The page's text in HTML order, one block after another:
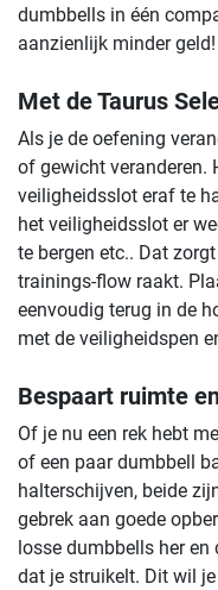
dumbbells in één
aanzienlijk minder geld!
Met de Taurus
Als je de oefening
of gewicht veranderen.
veiligheidsslot eraf te
het veiligheidsslot er
te bergen etc.. Dat
trainings-flow raakt.
eenvoudig terug in de
met de veiligheidspen
Bespaart ruimte
Of je nu een rek hebt
of een paar dumbbell
halterschijven, beide
gebrek aan goede
losse dumbbells her
dat je struikelt. Dit wil